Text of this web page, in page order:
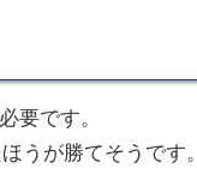
要です。
うが勝てそうです。